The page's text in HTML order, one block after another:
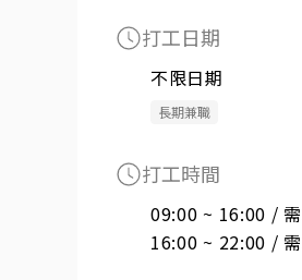
打工日期
不限日期
長期兼職
打工時間
09:00 ~ 16:00 /
16:00 ~ 22:00 /